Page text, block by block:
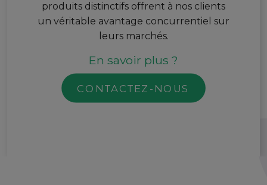
produits distinctifs offrent à nos clients
un véritable avantage concurrentiel sur
leurs marchés.
En savoir plus ?
CONTACTEZ-NOUS